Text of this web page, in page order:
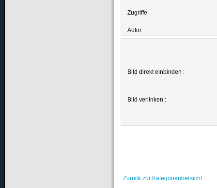
Zugriffe
Autor
Bild direkt einbinden :
Bild verlinken :
Zurück zur Kategorieübersicht